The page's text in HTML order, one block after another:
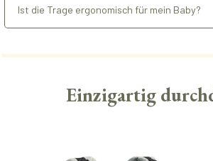
Ist die Trage ergonomisch für mein Baby?
Einzigartig